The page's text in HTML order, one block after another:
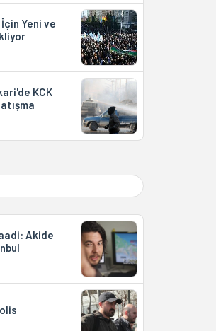
İçin Yeni ve
KCK
Akide